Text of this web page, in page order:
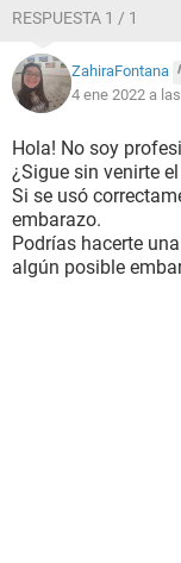
RESPUESTA 1 / 1
ZahiraFontana
4 ene 2022 a
Hola! No soy
¿Sigue sin venirte
Si se usó
embarazo.
Podrías hacerte
algún posible